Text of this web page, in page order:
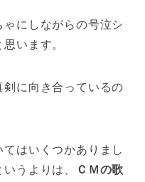
にしながらの号泣シ
います。
に向き合っているの
はいくつかありまし
うよりは、
ＣＭの歌